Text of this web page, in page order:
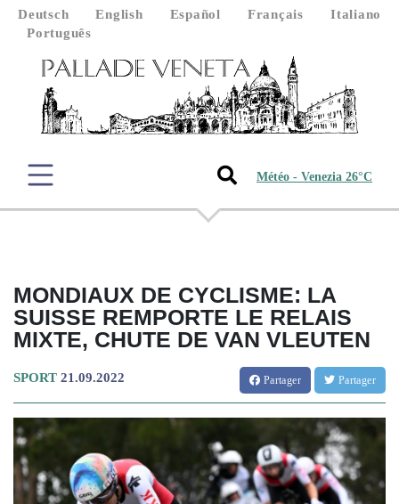
Deutsch English Español Français
Italiano
Português
Météo - Venezia 26°C
MONDIAUX DE CYCLISME: LA
SUISSE REMPORTE LE RELAIS
MIXTE, CHUTE DE VAN VLEUTEN
SPORT 21.09.2022 Partager Partager